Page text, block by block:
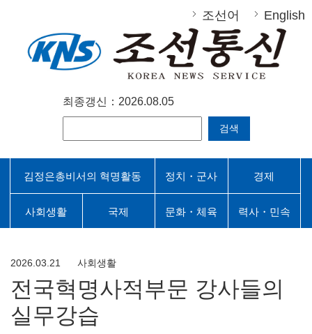
조선어 English
최종갱신：2026.08.05
검색
김정은총비서의 혁명활동 정치・군사 경제
사회생활 국제 문화・체육 력사・민속
2026.03.21 사회생활
전국혁명사적부문 강사들의
실무강습